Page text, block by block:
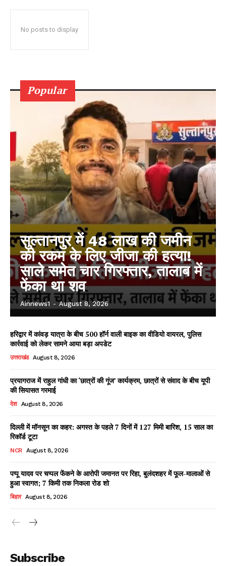
Facebook
X WhatsApp
Read Latest News on AIN
No posts to display
Popular
सुल्तानपुर में 48 लाख की जमीन
की रकम के लिए जीजा की हत्या!
साले समेत चार गिरफ्तार, तालाब में
फेंका था शव
Ainnews1 - August 8, 2026
हरिद्वार में कांवड़ यात्रा के बीच 500 हॉर्न वाली बाइक का वीडियो वायरल, पुलिस
कार्रवाई को लेकर सामने आया बड़ा अपडेट
उत्तराखंड August 8, 2026
प्रयागराज में राहुल गांधी का ‘छात्रों की गूंज’ कार्यक्रम, छात्रों से संवाद के बीच यूपी
की सियासत गरमाई
देश August 8, 2026
दिल्ली में मॉनसून का कहर: अगस्त के पहले 7 दिनों में 127 मिमी बारिश, 15 साल का
रिकॉर्ड टूटा
NCR August 8, 2026
पप्पू यादव पर चप्पल फेंकने के आरोपी जमानत पर रिहा, बुलंदशहर में फूल-मालाओं से
हुआ स्वागत; 7 किमी तक निकला रोड शो
बिहार August 8, 2026
Subscribe